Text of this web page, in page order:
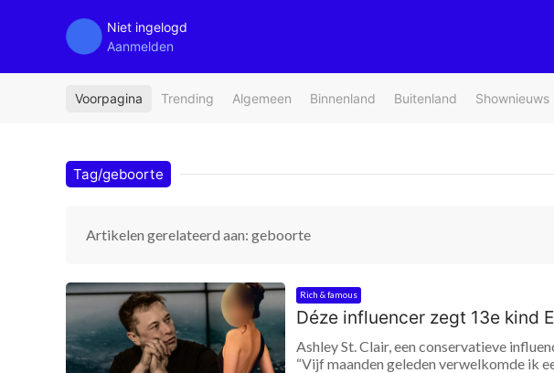
Niet ingelogd
Aanmelden
Voorpagina Trending Algemeen Binnenland Buitenland Shownieuws
Tag/geboorte
Artikelen gerelateerd aan: geboorte
Rich & famous
Déze influencer zegt 13e kind
Ashley St. Clair, een conservatieve
“Vijf maanden geleden verwelkomde ik